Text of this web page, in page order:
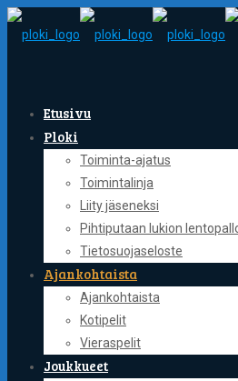
Etusivu
Ploki
Toiminta-ajatus
Toimintalinja
Liity jäseneksi
Pihtiputaan lukion
Tietosuojaseloste
Ajankohtaista
Ajankohtaista
Kotipelit
Vieraspelit
Joukkueet